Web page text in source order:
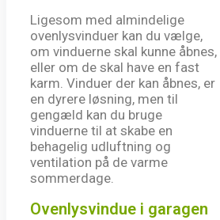
Ligesom med almindelige
ovenlysvinduer kan du vælge,
om vinduerne skal kunne åbnes,
eller om de skal have en fast
karm. Vinduer der kan åbnes, er
en dyrere løsning, men til
gengæld kan du bruge
vinduerne til at skabe en
behagelig udluftning og
ventilation på de varme
sommerdage.
Ovenlysvindue i garagen